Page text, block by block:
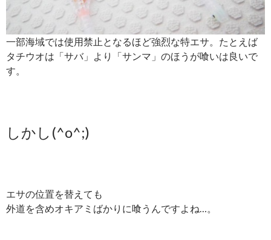
一部海域では使用禁止となるほど強烈な特エサ。たとえば
タチウオは「サバ」より「サンマ」のほうが喰いは良いで
す。
しかし(^o^;)
エサの位置を替えても
外道を含めオキアミばかりに喰うんですよね…。